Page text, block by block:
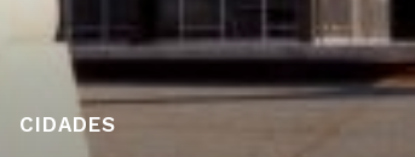
CIDADES